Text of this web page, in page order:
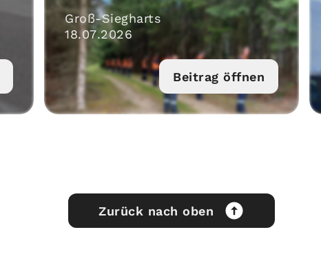
Groß-Siegharts
18.07.2026
Beitrag öffnen
Zurück nach oben